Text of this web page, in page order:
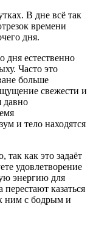
В дне всё так
времени
дня.
естественно
Часто это
больше
свежести и
давно
и тело находятся
так как это задаёт
удовлетворение
энергию для
казаться
ним с бодрым и